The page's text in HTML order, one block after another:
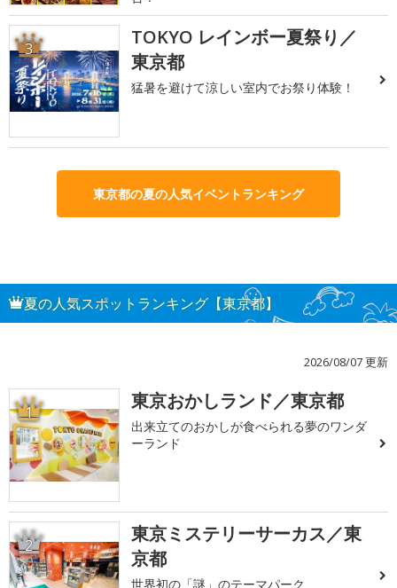
3
TOKYO レインボー夏祭り／
東京都
猛暑を避けて涼しい室内でお祭り体験！
東京都の夏の人気イベントランキング
夏の人気スポットランキング【東京都】
2026/08/07 更新
1 東京おかしランド／東京都
出来立てのおかしが食べられる夢のワンダ
ーランド
2
東京ミステリーサーカス／東
京都
世界初の「謎」のテーマパーク